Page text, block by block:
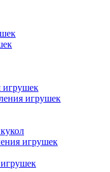
игрушек
игрушек
игрушек